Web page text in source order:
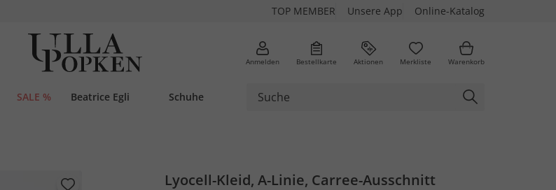
TOP MEMBER Unsere App Online-Katalog
Anmelden Bestellkarte Aktionen Merkliste Warenkorb
SALE % Beatrice Egli Schuhe
Lyocell-Kleid, A-Linie, Carree-Ausschnitt